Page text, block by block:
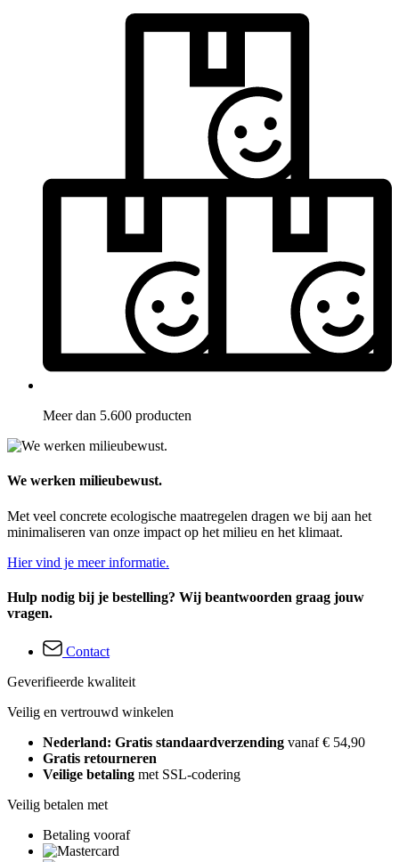
Meer dan 5.600 producten
We werken milieubewust.
Met veel concrete ecologische maatregelen dragen we bij aan het
minimaliseren van onze impact op het milieu en het klimaat.
Hier vind je meer informatie.
Hulp nodig bij je bestelling? Wij beantwoorden graag jouw
vragen.
Contact
Geverifieerde kwaliteit
Veilig en vertrouwd winkelen
Nederland: Gratis standaardverzending vanaf € 54,90
Gratis retourneren
Veilige betaling met SSL-codering
Veilig betalen met
Betaling vooraf